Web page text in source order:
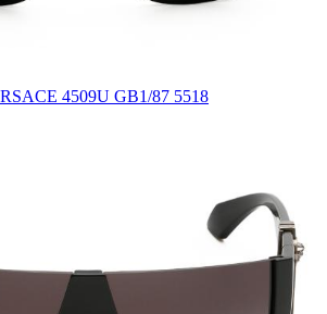
4509U GB1/87 5518